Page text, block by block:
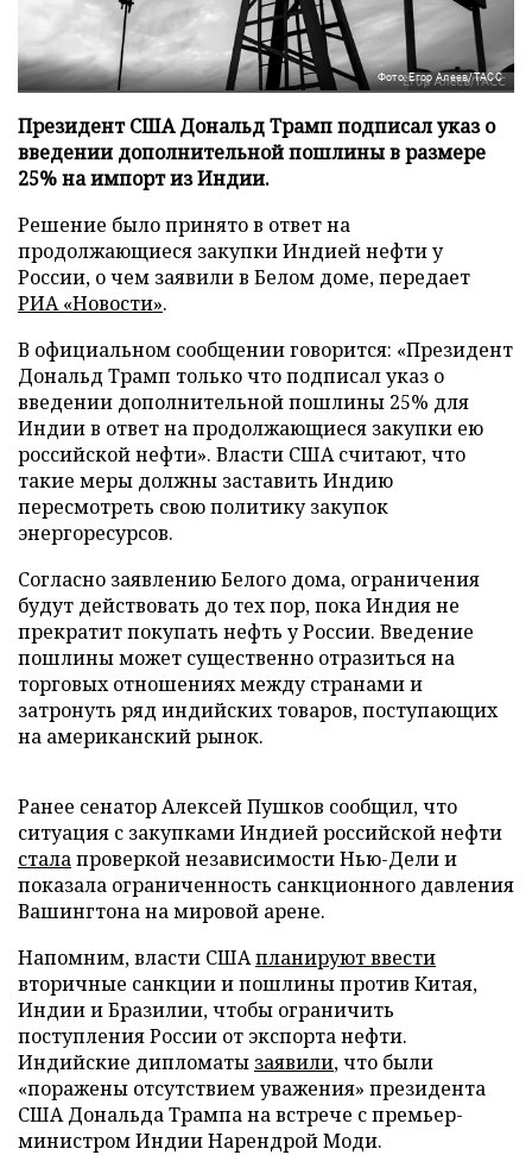
Фото: Егор Алеев/ТАСС
Президент США Дональд Трамп подписал указ о
введении дополнительной пошлины в размере
25% на импорт из Индии.
Решение было принято в ответ на
продолжающиеся закупки Индией нефти у
России, о чем заявили в Белом доме, передает
РИА «Новости».
В официальном сообщении говорится: «Президент
Дональд Трамп только что подписал указ о
введении дополнительной пошлины 25% для
Индии в ответ на продолжающиеся закупки ею
российской нефти». Власти США считают, что
такие меры должны заставить Индию
пересмотреть свою политику закупок
энергоресурсов.
Согласно заявлению Белого дома, ограничения
будут действовать до тех пор, пока Индия не
прекратит покупать нефть у России. Введение
пошлины может существенно отразиться на
торговых отношениях между странами и
затронуть ряд индийских товаров, поступающих
на американский рынок.
Ранее сенатор Алексей Пушков сообщил, что
ситуация с закупками Индией российской нефти
сталапроверкой независимости Нью-Дели и
показала ограниченность санкционного давления
Вашингтона на мировой арене.
Напомним, власти СШАпланируют ввести
вторичные санкции и пошлины против Китая,
Индии и Бразилии, чтобы ограничить
поступления России от экспорта нефти.
Индийские дипломаты заявили, что были
«поражены отсутствием уважения» президента
США Дональда Трампа на встрече с премьер-
министром Индии Нарендрой Моди.